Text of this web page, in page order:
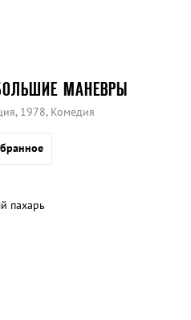
МАНЕВРЫ
1978, Комедия